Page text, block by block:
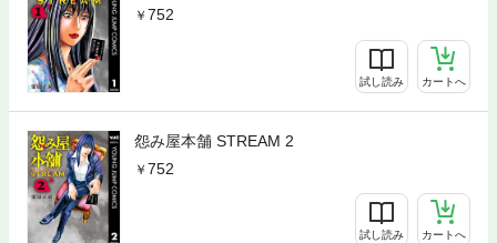
752
試し読み カートへ
怨み屋本舗 STREAM 2
752
試し読み カートへ